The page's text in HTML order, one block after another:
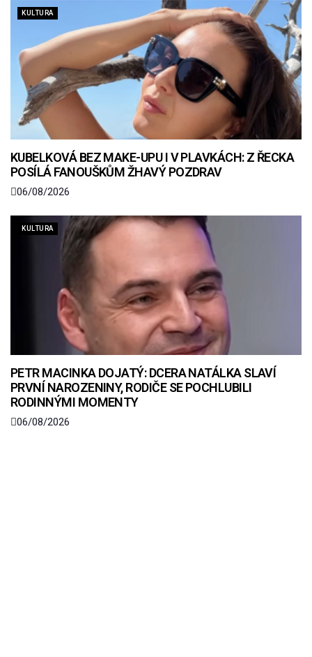
KULTURA
KUBELKOVÁ BEZ MAKE-UPU I V PLAVKÁCH: Z ŘECKA
POSÍLÁ FANOUŠKŮM ŽHAVÝ POZDRAV
06/08/2026
KULTURA
PETR MACINKA DOJATÝ: DCERA NATÁLKA SLAVÍ
PRVNÍ NAROZENINY, RODIČE SE POCHLUBILI
RODINNÝMI MOMENTY
06/08/2026